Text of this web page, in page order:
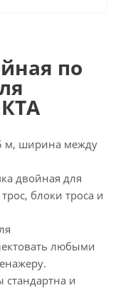
по
м, ширина между
двойная для
блоки троса и
любыми
и